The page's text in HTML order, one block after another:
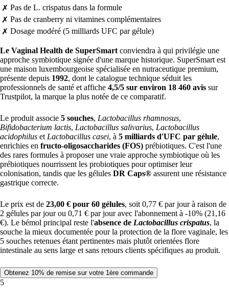
✗ Pas de L. crispatus dans la formule
✗ Pas de cranberry ni vitamines complémentaires
✗ Dosage modéré (5 milliards UFC par gélule)
Le Vaginal Health de SuperSmart conviendra à qui privilégie une
approche symbiotique signée d'une marque historique. SuperSmart est
une maison luxembourgeoise spécialisée en nutraceutique premium,
présente depuis 1992, dont le catalogue technique séduit les
professionnels de santé et affiche 4,5/5 sur environ 18 460 avis sur
Trustpilot, la marque la plus notée de ce comparatif.
Le produit associe 5 souches, Lactobacillus rhamnosus,
Bifidobacterium lactis, Lactobacillus salivarius, Lactobacillus
acidophilus et Lactobacillus casei, à 5 milliards d'UFC par gélule,
enrichies en fructo-oligosaccharides (FOS) prébiotiques. C'est l'une
des rares formules à proposer une vraie approche symbiotique où les
prébiotiques nourrissent les probiotiques pour optimiser leur
colonisation, tandis que les gélules DR Caps® assurent une résistance
gastrique correcte.
Le prix est de 23,00 € pour 60 gélules, soit 0,77 € par jour à raison de
2 gélules par jour ou 0,71 € par jour avec l'abonnement à -10% (21,16
€). Le bémol principal reste l'absence de Lactobacillus crispatus, la
souche la mieux documentée pour la protection de la flore vaginale, les
5 souches retenues étant pertinentes mais plutôt orientées flore
intestinale au sens large et sans retours clients spécifiques au produit.
Obtenez 10% de remise sur votre 1ère commande
5